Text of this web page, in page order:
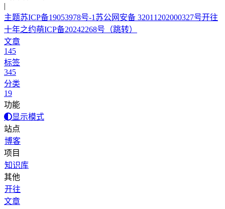
|
主题苏ICP备19053978号-1 苏公网安备 32011202000327号开往
十年之约萌ICP备20242268号 （跳转）
文章
145
标签
345
分类
19
功能
显示模式
站点
博客
项目
知识库
其他
开往
文章